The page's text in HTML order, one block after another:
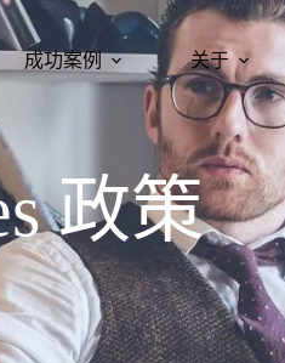
成功案例 关于
政策